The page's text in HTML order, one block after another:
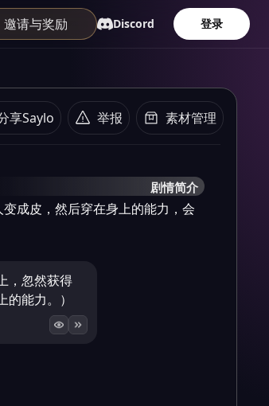
邀请与奖励 Discord 登录
享Saylo 举报 素材管理
剧情简介
成皮，然后穿在身上的能力，会
，忽然获得
能力。）